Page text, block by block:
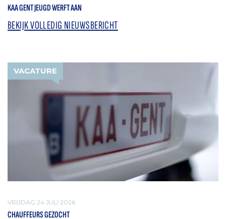
KAA GENT JEUGD WERFT AAN
BEKIJK VOLLEDIG NIEUWSBERICHT
VACATURE
VRIJDAG 24 JULI 2026
CHAUFFEURS GEZOCHT